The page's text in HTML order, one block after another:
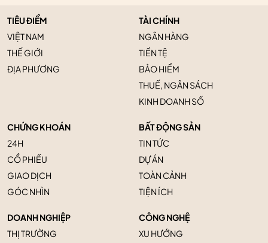
TIÊU ĐIỂM
VIỆT NAM
THẾ GIỚI
ĐỊA PHƯƠNG
TÀI CHÍNH
NGÂN HÀNG
TIỀN TỆ
BẢO HIỂM
THUẾ, NGÂN SÁCH
KINH DOANH SỐ
CHỨNG KHOÁN
24H
CỔ PHIẾU
GIAO DỊCH
GÓC NHÌN
BẤT ĐỘNG SẢN
TIN TỨC
DỰ ÁN
TOÀN CẢNH
TIỆN ÍCH
DOANH NGHIỆP
THỊ TRƯỜNG
CÔNG NGHỆ
XU HƯỚNG